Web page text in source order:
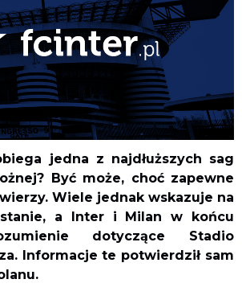
jedna z najdłuższych sag
Być może, choć zapewne
Wiele jednak wskazuje na
a Inter i Milan w końcu
dotyczące Stadio
Informacje te potwierdził sam